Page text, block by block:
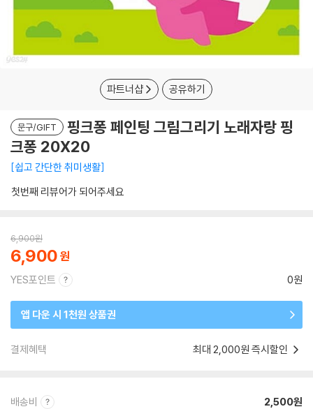
파트너샵 공유하기
문구/GIFT
핑크퐁 페인팅 그림그리기 노래자랑 핑
크퐁 20X20
쉽고 간단한 취미생활
첫번째 리뷰어가 되어주세요
6,900원
6,900
YES포인트 0원
앱 다운 시 1천원 상품권
결제혜택 최대 2,000원 즉시할인
배송비 2,500원